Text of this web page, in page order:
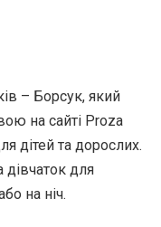
– Борсук, який
на сайті Proza
дітей та дорослих.
дівчаток для
на ніч.